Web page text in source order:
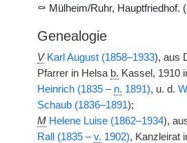
⚰ Mülheim/Ruhr, Hauptfriedhof.
Genealogie
V Karl August (1858–1933), aus
Pfarrer in Helsa b. Kassel, 1910
Heinrich (1835 – n. 1891), u. d.
Schaub (1836–1891);
M Helene Luise (1862–1934),
Rall (1835 –v. 1902), Kanzleirat